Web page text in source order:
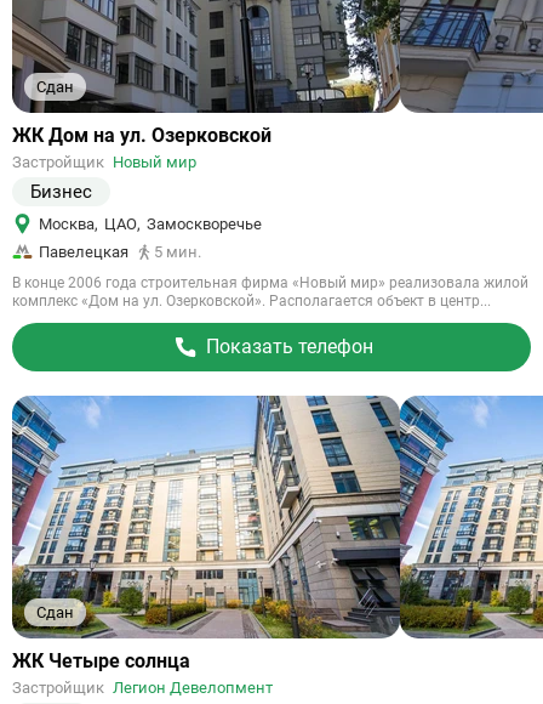
Сдан
Ссылка
объект
ЖК Дом на ул. Озерковской
Застройщик Новый мир
Бизнес
Москва, ЦАО, Замоскворечье
Павелецкая
5 мин.
В конце 2006 года строительная фирма «Новый мир» реализовала жилой
комплекс «Дом на ул. Озерковской». Располагается объект в центр...
Показать телефон
Сдан
Ссылка
объект
ЖК Четыре солнца
Застройщик Легион Девелопмент